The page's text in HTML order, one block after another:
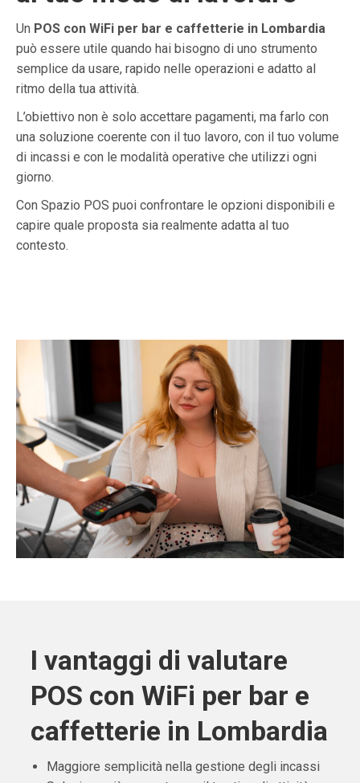
Un POS con WiFi per bar e caffetterie in Lombardia
può essere utile quando hai bisogno di uno strumento
semplice da usare, rapido nelle operazioni e adatto al
ritmo della tua attività.
L’obiettivo non è solo accettare pagamenti, ma farlo con
una soluzione coerente con il tuo lavoro, con il tuo volume
di incassi e con le modalità operative che utilizzi ogni
giorno.
Con Spazio POS puoi confrontare le opzioni disponibili e
capire quale proposta sia realmente adatta al tuo
contesto.
I vantaggi di valutare
POS con WiFi per bar e
caffetterie in Lombardia
Maggiore semplicità nella gestione degli incassi